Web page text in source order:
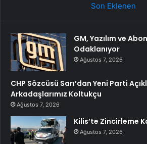
Son Eklenen
GM, Yazılım ve
Odaklanıyor
Ağustos 7, 2026
CHP Sözcüsü Sarı’dan Yeni Parti
Arkadaşlarımız Koltukçu
Ağustos 7, 2026
Kilis’te Zincirleme
Ağustos 7, 2026